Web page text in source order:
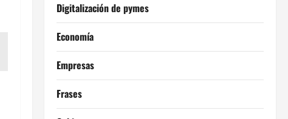
Digitalización de pymes
Economía
Empresas
Frases